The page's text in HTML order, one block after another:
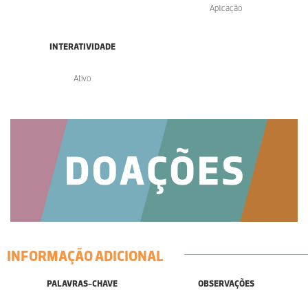
Aplicação
INTERATIVIDADE
Ativo
INFORMAÇÃO ADICIONAL
PALAVRAS-CHAVE OBSERVAÇÕES